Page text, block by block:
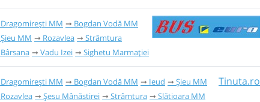
Dragomirești MM
Bogdan Vodă MM
Șieu MM
Rozavlea
Strâmtura
Bârsana
Vadu Izei Sighetu Marmației
Tinuta.ro
Dragomirești MM Bogdan Vodă MM Ieud
Șieu MM
Rozavlea
Șesu Mânăstirei Strâmtura
Slătioara MM